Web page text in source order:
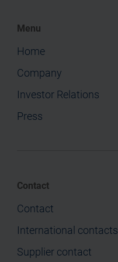
Menu
Home
Company
Investor Relations
Press
Contact
Contact
International contacts
Supplier contact